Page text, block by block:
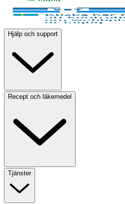
Hjälp och support
Recept och läkemedel
Tjänster